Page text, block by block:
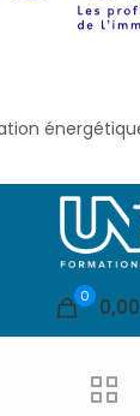
0